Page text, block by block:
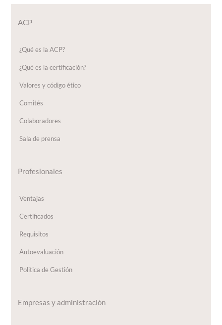
ACP
¿Qué es la ACP?
¿Qué es la certificación?
Valores y código ético
Comités
Colaboradores
Sala de prensa
Profesionales
Ventajas
Certificados
Requisitos
Autoevaluación
Politica de Gestión
Empresas y administración